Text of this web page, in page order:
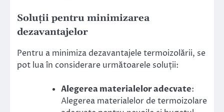
Soluții pentru minimizarea
dezavantajelor
Pentru a minimiza dezavantajele termoizolării, se
pot lua în considerare următoarele soluții:
Alegerea materialelor adecvate:
Alegerea materialelor de termoizolare